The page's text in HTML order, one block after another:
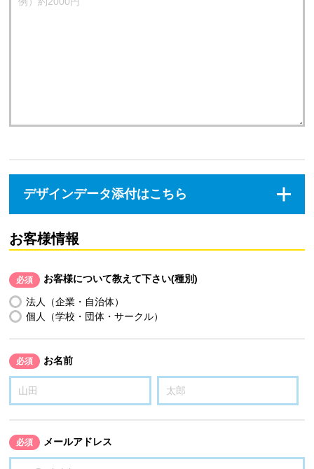
デザインデータ添付はこちら
お客様情報
必須 お客様について教えて下さい(種別)
法人（企業・自治体）
個人（学校・団体・サークル）
必須 お名前
必須 メールアドレス